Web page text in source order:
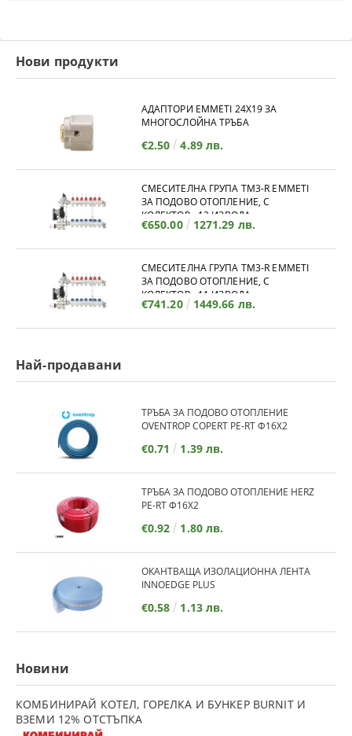
Нови продукти
АДАПТОРИ EMMETI 24X19 ЗА
МНОГОСЛОЙНА ТРЪБА
€2.50 4.89 лв.
СМЕСИТЕЛНА ГРУПА TM3-R EMMETI
ЗА ПОДОВО ОТОПЛЕНИЕ, С
КОЛЕКТОР - 12 ИЗВОДА
€650.00 1271.29 лв.
СМЕСИТЕЛНА ГРУПА TM3-R EMMETI
ЗА ПОДОВО ОТОПЛЕНИЕ, С
КОЛЕКТОР - 11 ИЗВОДА
€741.20 1449.66 лв.
Най-продавани
ТРЪБА ЗА ПОДОВО ОТОПЛЕНИЕ
OVENTROP COPERT PE-RT Ф16Х2
€0.71 1.39 лв.
ТРЪБА ЗА ПОДОВО ОТОПЛЕНИЕ HERZ
PE-RT Ф16Х2
€0.92 1.80 лв.
ОКАНТВАЩА ИЗОЛАЦИОННА ЛЕНТА
INNOEDGE PLUS
€0.58 1.13 лв.
Новини
КОМБИНИРАЙ КОТЕЛ, ГОРЕЛКА И БУНКЕР BURNIT И
ВЗЕМИ 12% ОТСТЪПКА